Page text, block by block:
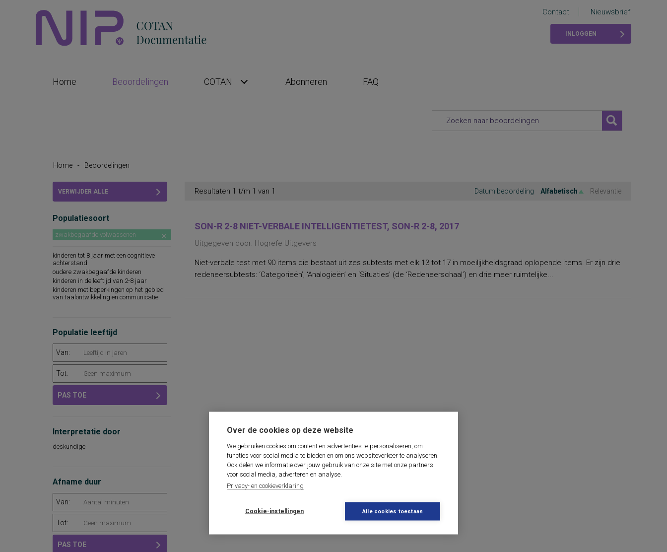
Over de cookies op deze website
We gebruiken cookies om content en advertenties te personaliseren, om
functies voor social media te bieden en om ons websiteverkeer te analyseren.
Ook delen we informatie over jouw gebruik van onze site met onze partners
voor social media, adverteren en analyse.
Privacy- en cookieverklaring
Cookie-instellingen Alle cookies toestaan
Contact Nieuwsbrief
INLOGGEN
Home Beoordelingen COTAN Abonneren FAQ
Home - Beoordelingen
VERWIJDER ALLE
Populatiesoort
zwakbegaafde volwassenen
kinderen tot 8 jaar met een cognitieve
achterstand
oudere zwakbegaafde kinderen
kinderen in de leeftijd van 2-8 jaar
kinderen met beperkingen op het gebied
van taalontwikkeling en communicatie
Populatie leeftijd
Van:
Tot:
PAS TOE
Interpretatie door
deskundige
Afname duur
Van:
Tot:
PAS TOE
Resultaten 1 t/m 1 van 1 Datum beoordeling Alfabetisch Relevantie
SON-R 2-8 NIET-VERBALE INTELLIGENTIETEST, SON-R 2-8, 2017
Uitgegeven door: Hogrefe Uitgevers
Niet-verbale test met 90 items die bestaat uit zes subtests met elk 13 tot 17 in moeilijkheidsgraad oplopende items. Er zijn drie
redeneersubtests: ‘Categorieën’, ‘Analogieën’ en ‘Situaties’ (de ‘Redeneerschaal’) en drie meer ruimtelijke...